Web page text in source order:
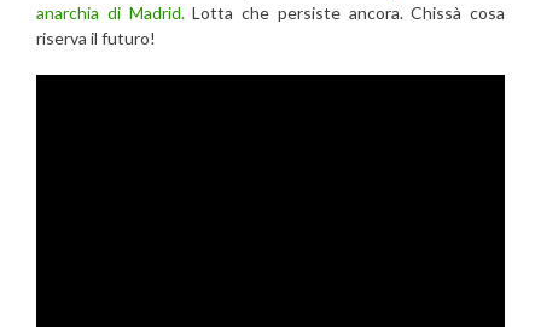
anarchia di Madrid.Lotta che persiste ancora. Chissà cosa
riserva il futuro!